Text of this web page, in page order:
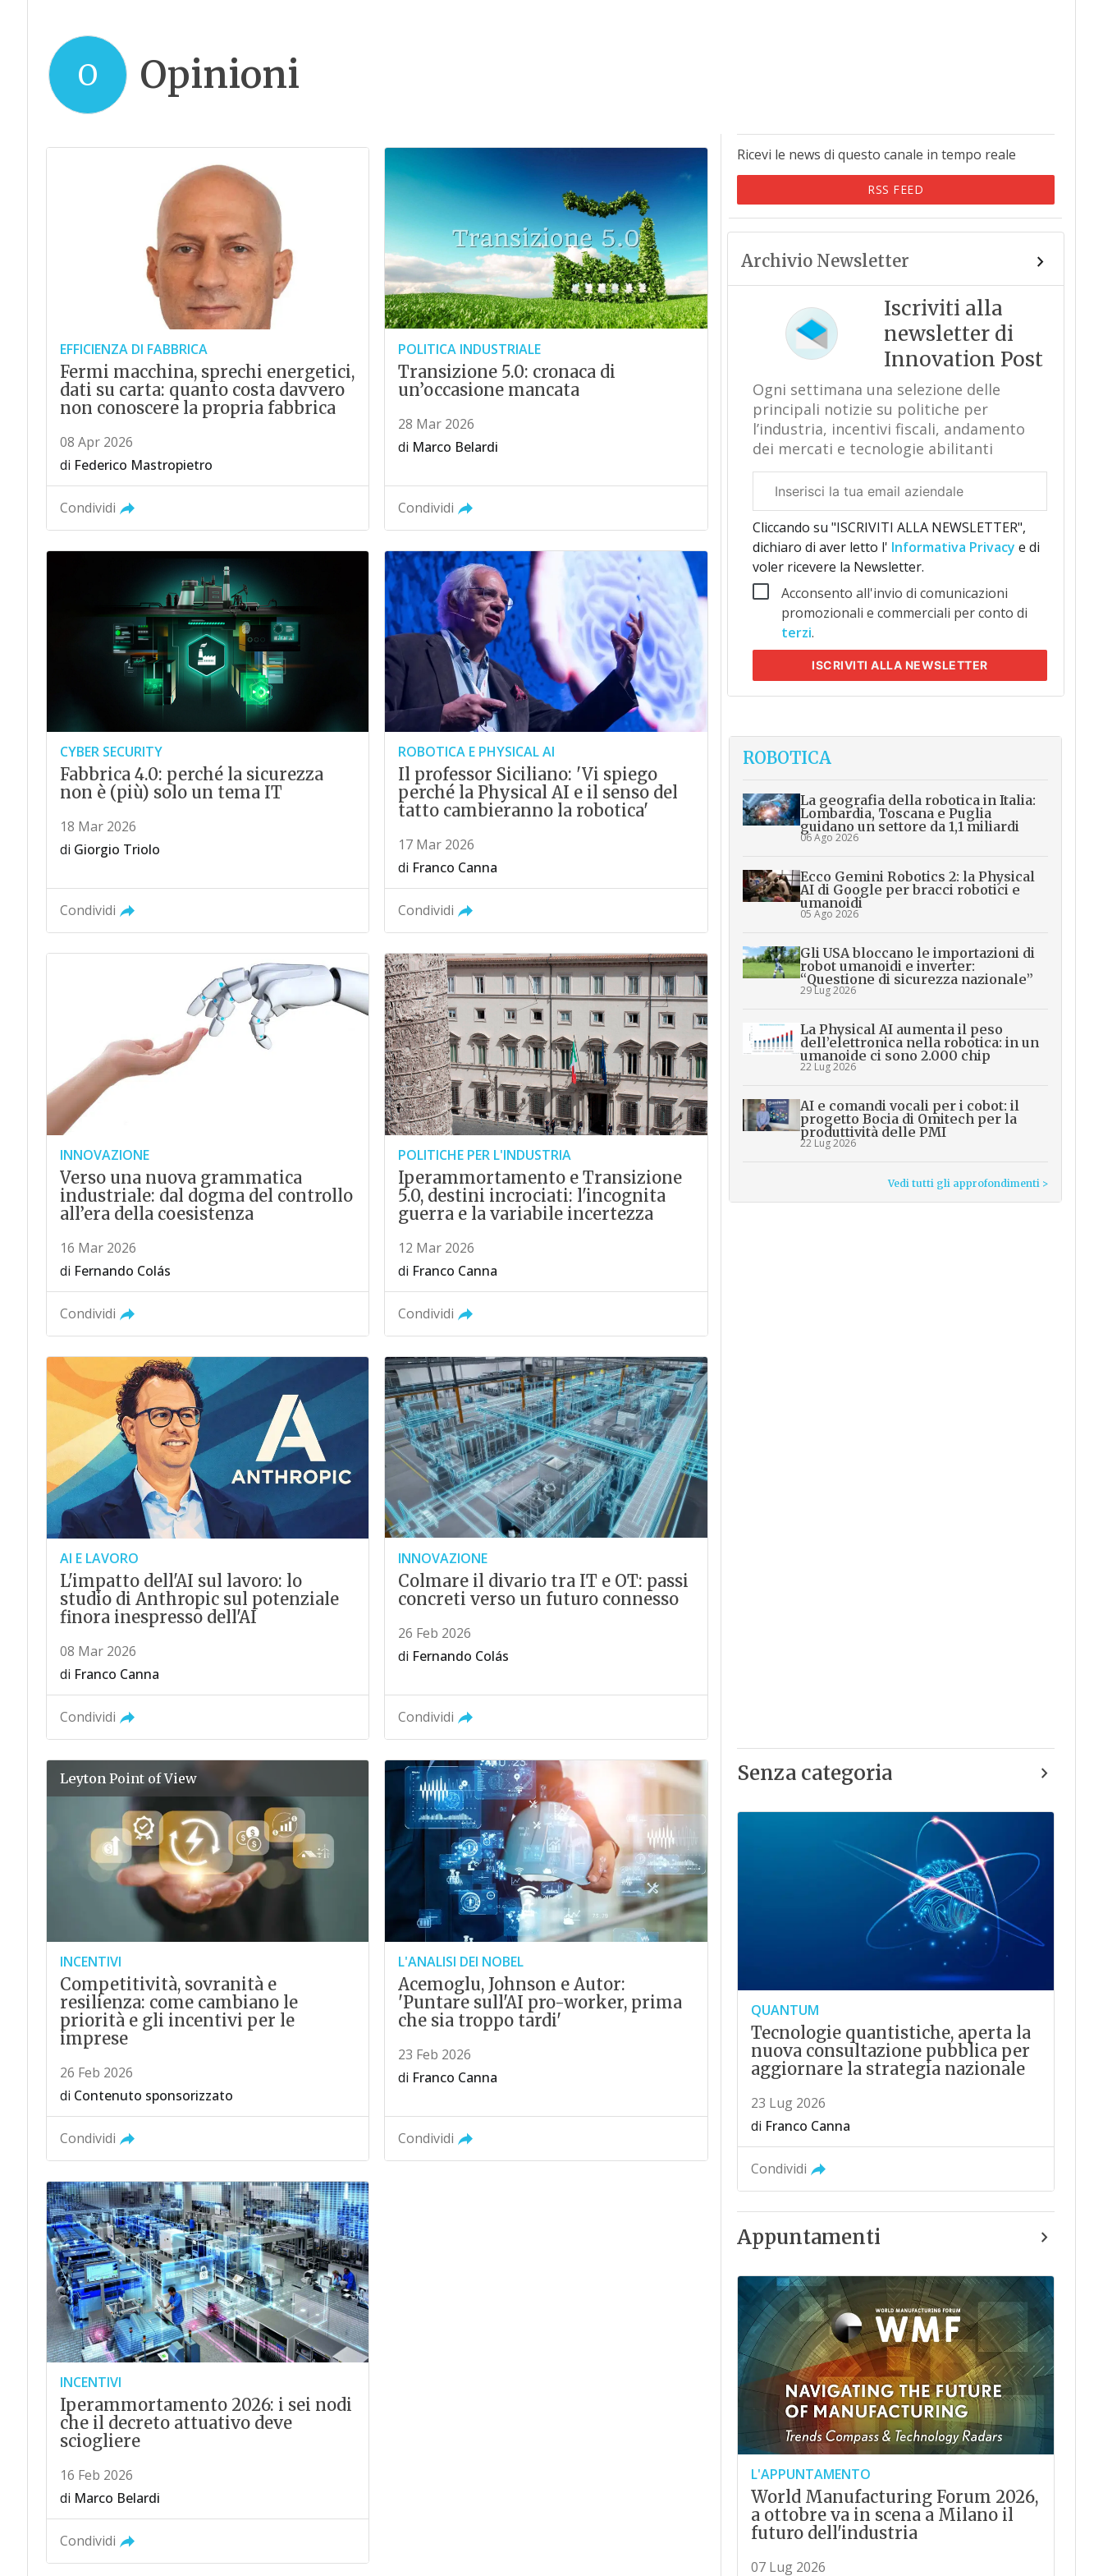
O Opinioni
EFFICIENZA DI FABBRICA
Fermi macchina, sprechi energetici,
dati su carta: quanto costa davvero
non conoscere la propria fabbrica
08 Apr 2026
di Federico Mastropietro
Condividi
POLITICA INDUSTRIALE
Transizione 5.0: cronaca di
un’occasione mancata
28 Mar 2026
di Marco Belardi
Condividi
CYBER SECURITY
Fabbrica 4.0: perché la sicurezza
non è (più) solo un tema IT
18 Mar 2026
di Giorgio Triolo
Condividi
ROBOTICA E PHYSICAL AI
Il professor Siciliano: 'Vi spiego
perché la Physical AI e il senso del
tatto cambieranno la robotica'
17 Mar 2026
di Franco Canna
Condividi
INNOVAZIONE
Verso una nuova grammatica
industriale: dal dogma del controllo
all’era della coesistenza
16 Mar 2026
di Fernando Colás
Condividi
POLITICHE PER L'INDUSTRIA
Iperammortamento e Transizione
5.0, destini incrociati: l'incognita
guerra e la variabile incertezza
12 Mar 2026
di Franco Canna
Condividi
AI E LAVORO
L'impatto dell'AI sul lavoro: lo
studio di Anthropic sul potenziale
finora inespresso dell'AI
08 Mar 2026
di Franco Canna
Condividi
INNOVAZIONE
Colmare il divario tra IT e OT: passi
concreti verso un futuro connesso
26 Feb 2026
di Fernando Colás
Condividi
Leyton Point of View
INCENTIVI
Competitività, sovranità e
resilienza: come cambiano le
priorità e gli incentivi per le
imprese
26 Feb 2026
di Contenuto sponsorizzato
Condividi
L'ANALISI DEI NOBEL
Acemoglu, Johnson e Autor:
'Puntare sull'AI pro-worker, prima
che sia troppo tardi'
23 Feb 2026
di Franco Canna
Condividi
INCENTIVI
Iperammortamento 2026: i sei nodi
che il decreto attuativo deve
sciogliere
16 Feb 2026
di Marco Belardi
Condividi
Ricevi le news di questo canale in tempo reale
RSS FEED
Archivio Newsletter
Iscriviti alla
newsletter di
Innovation Post
Ogni settimana una selezione delle
principali notizie su politiche per
l’industria, incentivi fiscali, andamento
dei mercati e tecnologie abilitanti
aziendale
Cliccando su "ISCRIVITI ALLA NEWSLETTER",
dichiaro di aver letto l' Informativa Privacy e di
voler ricevere la Newsletter.
Acconsento all'invio di comunicazioni
promozionali e commerciali per conto di
terzi.
ISCRIVITIALLA NEWSLETTER
ROBOTICA
La geografia della robotica in Italia:
Lombardia, Toscana e Puglia
guidano un settore da 1,1 miliardi
06 Ago 2026
Ecco Gemini Robotics 2: la Physical
AI di Google per bracci robotici e
umanoidi
05 Ago 2026
Gli USA bloccano le importazioni di
robot umanoidi e inverter:
“Questione di sicurezza nazionale”
29 Lug 2026
La Physical AI aumenta il peso
dell’elettronica nella robotica: in un
umanoide ci sono 2.000 chip
22 Lug 2026
AI e comandi vocali per i cobot: il
progetto Bocia di Omitech per la
produttività delle PMI
22 Lug 2026
Vedi tutti gli approfondimenti >
Senza categoria
QUANTUM
Tecnologie quantistiche, aperta la
nuova consultazione pubblica per
aggiornare la strategia nazionale
23 Lug 2026
di Franco Canna
Condividi
Appuntamenti
L'APPUNTAMENTO
World Manufacturing Forum 2026,
a ottobre va in scena a Milano il
futuro dell'industria
07 Lug 2026